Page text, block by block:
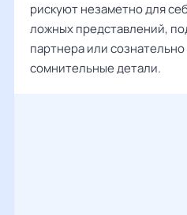
рискуют незаметно для
ложных представлений,
партнера или сознательно
сомнительные детали.